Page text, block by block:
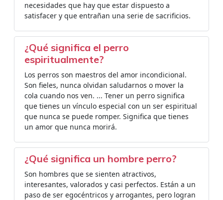
necesidades que hay que estar dispuesto a
satisfacer y que entrañan una serie de sacrificios.
¿Qué significa el perro
espiritualmente?
Los perros son maestros del amor incondicional.
Son fieles, nunca olvidan saludarnos o mover la
cola cuando nos ven. ... Tener un perro significa
que tienes un vínculo especial con un ser espiritual
que nunca se puede romper. Significa que tienes
un amor que nunca morirá.
¿Qué significa un hombre perro?
Son hombres que se sienten atractivos,
interesantes, valorados y casi perfectos. Están a un
paso de ser egocéntricos y arrogantes, pero logran